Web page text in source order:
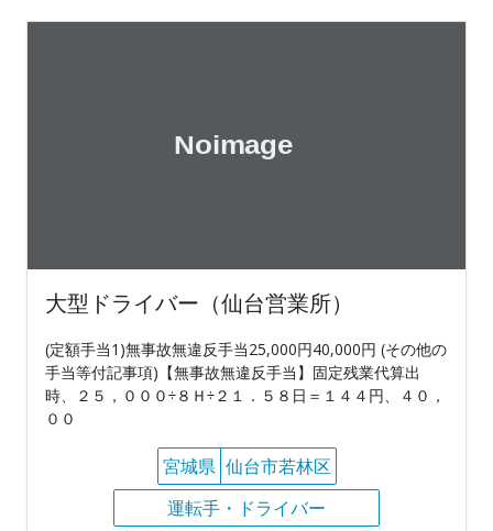
大型ドライバー（仙台営業所）
(定額手当1)無事故無違反手当25,000円40,000円 (その他の
手当等付記事項)【無事故無違反手当】固定残業代算出
時、２５，０００÷８Ｈ÷２１．５８日＝１４４円、４０，
００
宮城県 仙台市若林区
運転手・ドライバー